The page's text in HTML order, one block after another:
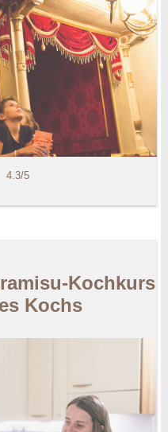
4.3/5
Kochkurs
Kochs